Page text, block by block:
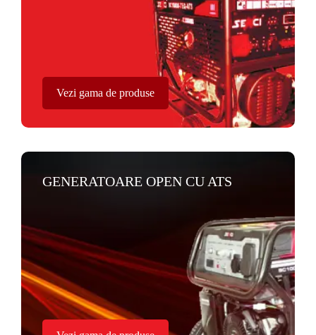
Vezi gama de produse
GENERATOARE OPEN CU ATS